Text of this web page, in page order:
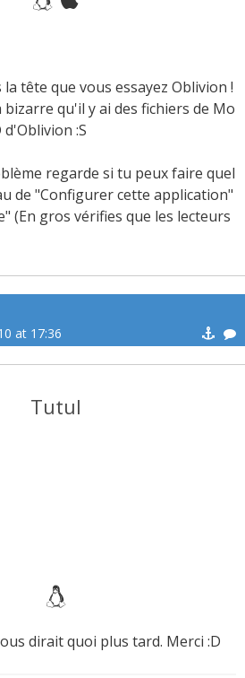
la tête que vous essayez Oblivion !
bizarre qu'il y ai des fichiers de Mo
:S
regarde si tu peux faire quel
de "Configurer cette application"
(En gros vérifies que les lecteurs
at 17:36
Tutul
dirait quoi plus tard. Merci :D